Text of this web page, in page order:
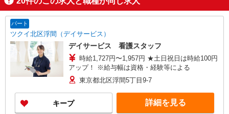
パート
ツクイ北区浮間（デイサービス）
デイサービス 看護スタッフ
時給1,727円〜1,957円 ★土日祝日は時給100円
アップ！ ※給与幅は資格・経験等による
東京都北区浮間5丁目9-7
キープ 詳細を見る